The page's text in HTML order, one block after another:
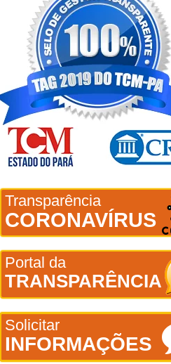
Transparência
CORONAVÍRUS
Portal da
TRANSPARÊNCIA
Solicitar
INFORMAÇÕES